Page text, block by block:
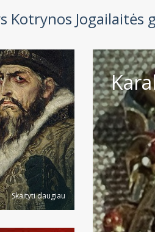
Kotrynos Jogailaitės
Skaityti daugiau